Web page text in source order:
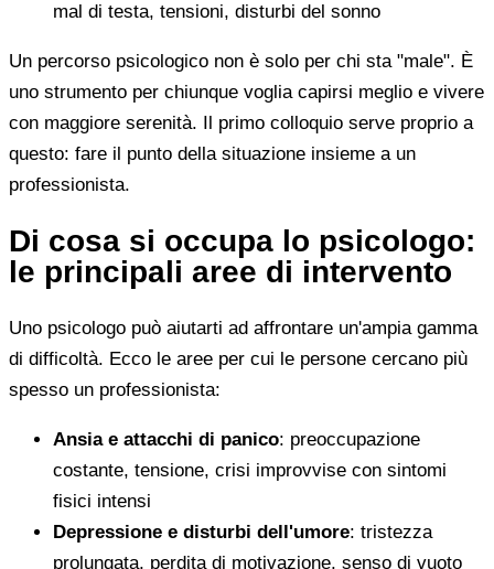
mal di testa, tensioni, disturbi del sonno
Un percorso psicologico non è solo per chi sta "male". È
uno strumento per chiunque voglia capirsi meglio e vivere
con maggiore serenità. Il primo colloquio serve proprio a
questo: fare il punto della situazione insieme a un
professionista.
Di cosa si occupa lo psicologo:
le principali aree di intervento
Uno psicologo può aiutarti ad affrontare un'ampia gamma
di difficoltà. Ecco le aree per cui le persone cercano più
spesso un professionista:
Ansia e attacchi di panico: preoccupazione
costante, tensione, crisi improvvise con sintomi
fisici intensi
Depressione e disturbi dell'umore: tristezza
prolungata, perdita di motivazione, senso di vuoto